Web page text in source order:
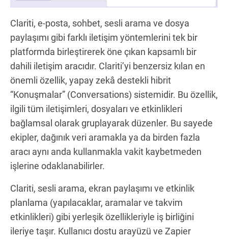
Clariti, e-posta, sohbet, sesli arama ve dosya
paylaşımı gibi farklı iletişim yöntemlerini tek bir
platformda birleştirerek öne çıkan kapsamlı bir
dahili iletişim aracıdır. Clariti’yi benzersiz kılan en
önemli özellik, yapay zekâ destekli hibrit
“Konuşmalar” (Conversations) sistemidir. Bu özellik,
ilgili tüm iletişimleri, dosyaları ve etkinlikleri
bağlamsal olarak gruplayarak düzenler. Bu sayede
ekipler, dağınık veri aramakla ya da birden fazla
aracı aynı anda kullanmakla vakit kaybetmeden
işlerine odaklanabilirler.
Clariti, sesli arama, ekran paylaşımı ve etkinlik
planlama (yapılacaklar, aramalar ve takvim
etkinlikleri) gibi yerleşik özellikleriyle iş birliğini
ileriye taşır. Kullanıcı dostu arayüzü ve Zapier